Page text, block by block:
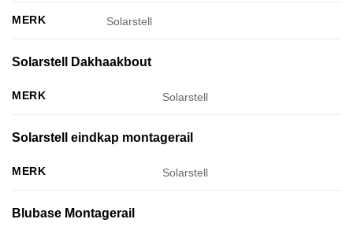
MERK Solarstell
Solarstell Dakhaakbout
MERK Solarstell
Solarstell eindkap montagerail
MERK Solarstell
Blubase Montagerail